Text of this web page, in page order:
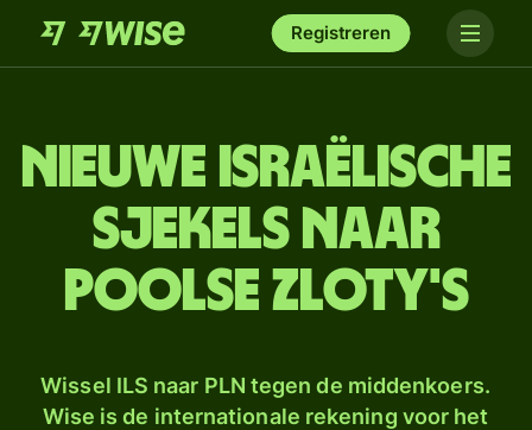
Registreren
Nieuwe Israëlische
sjekels naar
Poolse zloty's
Wissel ILS naar PLN tegen de middenkoers.
Wise is de internationale rekening voor het